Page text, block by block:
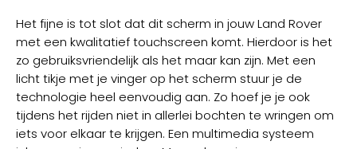
Het fijne is tot slot dat dit scherm in jouw Land Rover
met een kwalitatief touchscreen komt. Hierdoor is het
zo gebruiksvriendelijk als het maar kan zijn. Met een
licht tikje met je vinger op het scherm stuur je de
technologie heel eenvoudig aan. Zo hoef je je ook
tijdens het rijden niet in allerlei bochten te wringen om
iets voor elkaar te krijgen. Een multimedia systeem